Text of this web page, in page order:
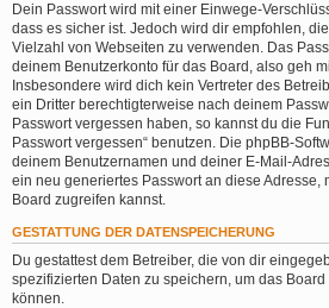
Dein Passwort wird mit einer Einwege-
dass es sicher ist. Jedoch wird dir empfohlen,
Vielzahl von Webseiten zu verwenden. Das
deinem Benutzerkonto für das Board, also geh
Insbesondere wird dich kein Vertreter des
ein Dritter berechtigterweise nach deinem
Passwort vergessen haben, so kannst du die
Passwort vergessen“ benutzen. Die phpBB-
deinem Benutzernamen und deiner E-Mail-
ein neu generiertes Passwort an diese Adresse,
Board zugreifen kannst.
GESTATTUNG DER DATENSPEICHERUNG
Du gestattest dem Betreiber, die von dir
spezifizierten Daten zu speichern, um das
können.